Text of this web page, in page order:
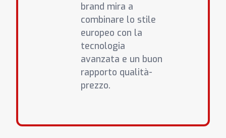
brand mira a
combinare lo stile
europeo con la
tecnologia
avanzata e un buon
rapporto qualità-
prezzo.